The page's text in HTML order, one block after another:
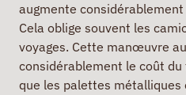
augmente considérablement
Cela oblige souvent les
voyages. Cette manœuvre
considérablement le coût
que les palettes